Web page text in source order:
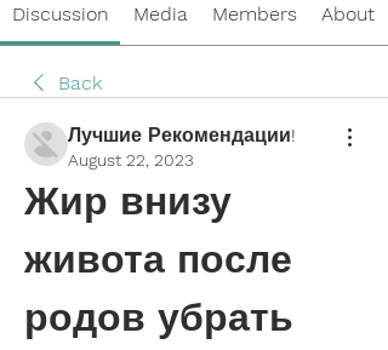
Discussion Media Members About
Back
Лучшие Рекомендации!
August 22, 2023
Жир внизу
живота после
родов убрать